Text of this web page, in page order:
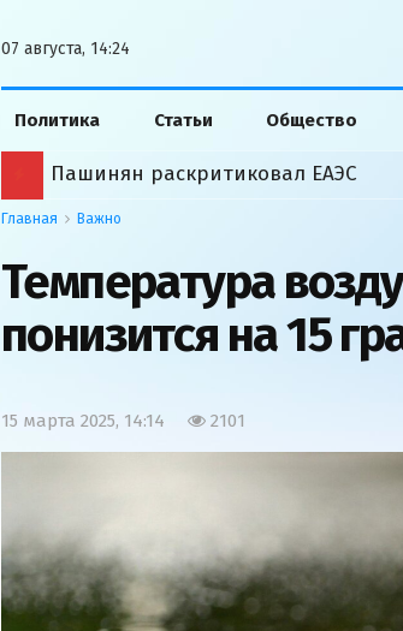
07 августа, 14:24
Политика Статьи Общество
Пашинян раскритиковал ЕАЭС
Главная Важно
Температура
понизится на 15
15 марта 2025, 14:14 2101